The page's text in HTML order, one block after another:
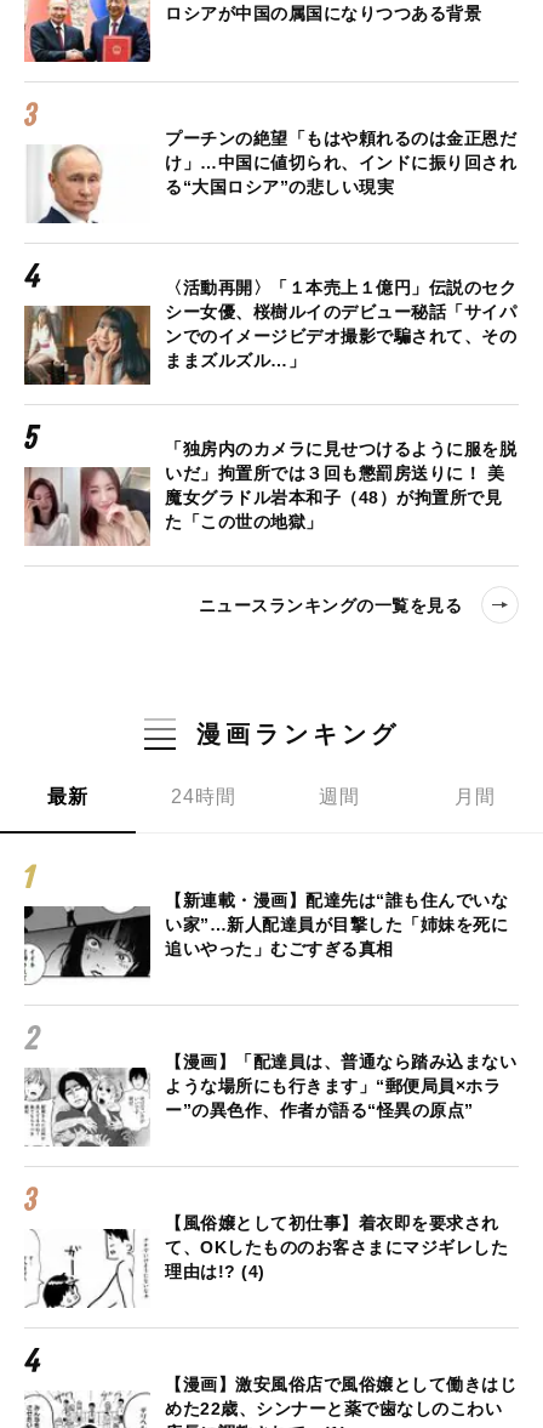
ロシアが中国の属国になりつつある背景
プーチンの絶望「もはや頼れるのは金正恩だ
け」…中国に値切られ、インドに振り回され
る“大国ロシア”の悲しい現実
〈活動再開〉「１本売上１億円」伝説のセク
シー女優、桜樹ルイのデビュー秘話「サイパ
ンでのイメージビデオ撮影で騙されて、その
ままズルズル…」
「独房内のカメラに見せつけるように服を脱
いだ」拘置所では３回も懲罰房送りに！ 美
魔女グラドル岩本和子（48）が拘置所で見
た「この世の地獄」
ニュースランキングの一覧を見る
漫画ランキング
最新 24時間 週間 月間
【新連載・漫画】配達先は“誰も住んでいな
い家”…新人配達員が目撃した「姉妹を死に
追いやった」むごすぎる真相
【漫画】「配達員は、普通なら踏み込まない
ような場所にも行きます」“郵便局員×ホラ
ー”の異色作、作者が語る“怪異の原点”
【風俗嬢として初仕事】着衣即を要求され
て、OKしたもののお客さまにマジギレした
理由は!? (4)
【漫画】激安風俗店で風俗嬢として働きはじ
めた22歳、シンナーと薬で歯なしのこわい